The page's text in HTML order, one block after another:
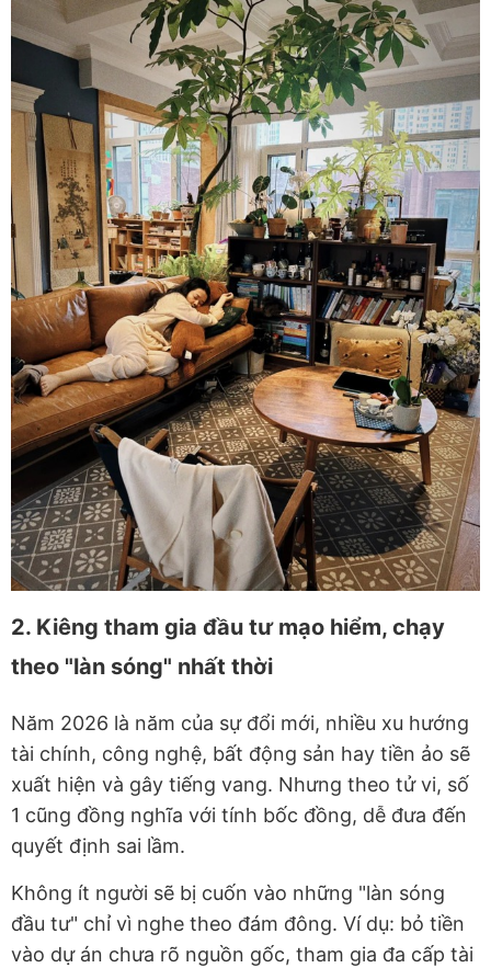
2. Kiêng tham gia đầu tư mạo hiểm, chạy
theo "làn sóng" nhất thời
Năm 2026 là năm của sự đổi mới, nhiều xu hướng
tài chính, công nghệ, bất động sản hay tiền ảo sẽ
xuất hiện và gây tiếng vang. Nhưng theo tử vi, số
1 cũng đồng nghĩa với tính bốc đồng, dễ đưa đến
quyết định sai lầm.
Không ít người sẽ bị cuốn vào những "làn sóng
đầu tư" chỉ vì nghe theo đám đông. Ví dụ: bỏ tiền
vào dự án chưa rõ nguồn gốc, tham gia đa cấp tài